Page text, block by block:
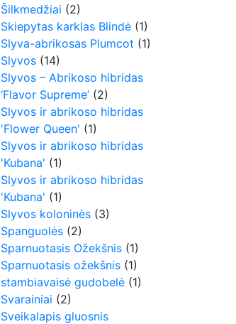
Šilkmedžiai (2)
Skiepytas karklas Blindė (1)
Slyva-abrikosas Plumcot (1)
Slyvos (14)
Slyvos – Abrikoso hibridas
‘Flavor Supreme’ (2)
Slyvos ir abrikoso hibridas
'Flower Queen' (1)
Slyvos ir abrikoso hibridas
'Kubana' (1)
Slyvos ir abrikoso hibridas
'Kubana' (1)
Slyvos koloninės (3)
Spanguolės (2)
Sparnuotasis Ožekšnis (1)
Sparnuotasis ožekšnis (1)
stambiavaisė gudobelė (1)
Svarainiai (2)
Sveikalapis gluosnis